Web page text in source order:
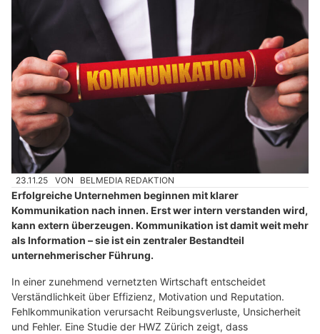
23.11.25 VON BELMEDIA REDAKTION
Erfolgreiche Unternehmen beginnen mit klarer
Kommunikation nach innen. Erst wer intern verstanden wird,
kann extern überzeugen. Kommunikation ist damit weit mehr
als Information – sie ist ein zentraler Bestandteil
unternehmerischer Führung.
In einer zunehmend vernetzten Wirtschaft entscheidet
Verständlichkeit über Effizienz, Motivation und Reputation.
Fehlkommunikation verursacht Reibungsverluste, Unsicherheit
und Fehler. Eine Studie der HWZ Zürich zeigt, dass